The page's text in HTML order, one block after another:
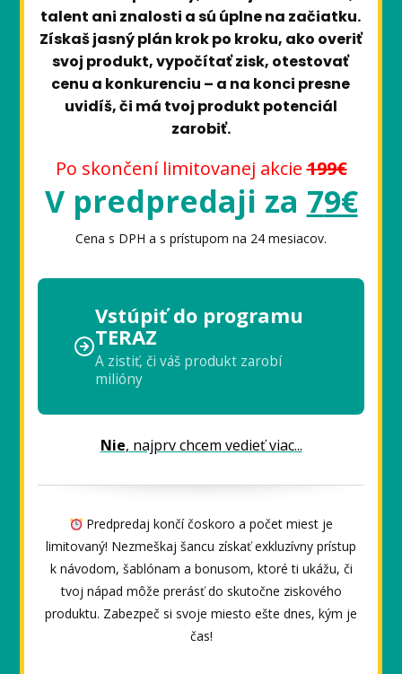
talent ani znalosti a sú úplne na začiatku.
Získaš jasný plán krok po kroku, ako overiť
svoj produkt, vypočítať zisk, otestovať
cenu a konkurenciu – a na konci presne
uvidíš, či má tvoj produkt potenciál
zarobiť.
Po skončení limitovanej akcie199€
V predpredaji za 79€
Cena s DPH a s prístupom na 24 mesiacov.
Vstúpiť do programu
TERAZ
A zistiť, či váš produkt zarobí
milióny
Nie, najprv chcem vedieť viac...
Predpredaj končí čoskoro a počet miest je
limitovaný! Nezmeškaj šancu získať exkluzívny prístup
k návodom, šablónam a bonusom, ktoré ti ukážu, či
tvoj nápad môže prerásť do skutočne ziskového
produktu. Zabezpeč si svoje miesto ešte dnes, kým je
čas!